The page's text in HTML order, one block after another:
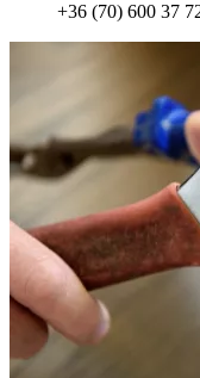
+36 (70) 600 37